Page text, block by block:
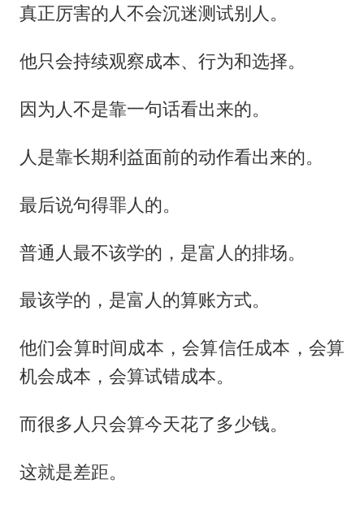
真正厉害的人不会沉迷测试别人。
他只会持续观察成本、行为和选择。
因为人不是靠一句话看出来的。
人是靠长期利益面前的动作看出来的。
最后说句得罪人的。
普通人最不该学的，是富人的排场。
最该学的，是富人的算账方式。
他们会算时间成本，会算信任成本，会算
机会成本，会算试错成本。
而很多人只会算今天花了多少钱。
这就是差距。